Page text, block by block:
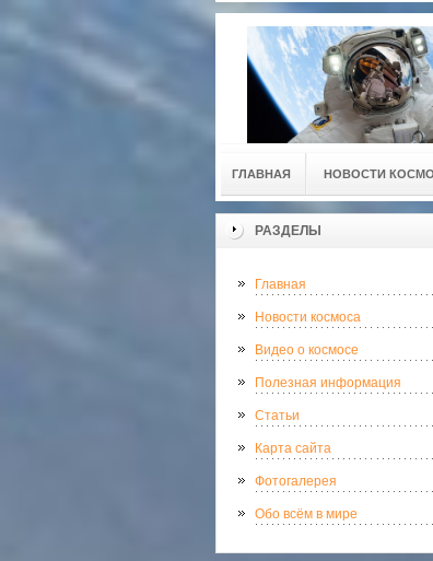
ГЛАВНАЯ НОВОСТИ
РАЗДЕЛЫ
Главная
Новости космоса
Видео о космосе
Полезная информация
Статьи
Карта сайта
Фотогалерея
Обо всём в мире